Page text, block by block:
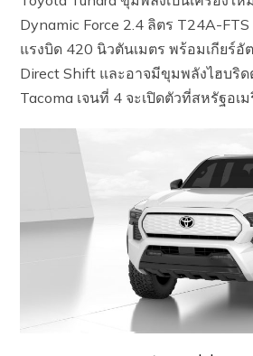
Dynamic Force 2.4 ลิตร T24A-
แรงบิด 420 นิวตันเมตร พร้อมเกียร์
Direct Shift และอาจมีขุมพลังไฮบริ
Tacoma เจนที่ 4 จะเปิดตัวที่สหรัฐอเ